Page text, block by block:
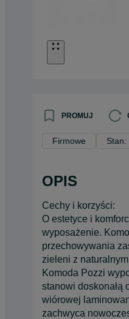
PROMUJ
Firmowe Stan:
OPIS
Cechy i korzyści:
O estetyce i
wyposażenie.
przechowywania
zieleni z
Komoda Pozzi
stanowi doskonałą
wiórowej
zachwyca